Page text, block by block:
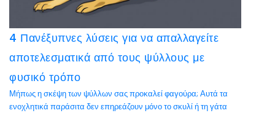
ΕΝΑΛΛΑΚΤΙΚΑ
ΑΥΤΑΡΚΕΙΑ
ΣΧΕΣΕΙΣ
ΚΑΛΛΙΕΡΓΕΙΕΣ
4 Πανέξυπνες λύσεις για να απαλλαγείτε
αποτελεσματικά από τους ψύλλους με
φυσικό τρόπο
Μήπως η σκέψη των ψύλλων σας προκαλεί φαγούρα; Αυτά τα
ενοχλητικά παράσιτα δεν επηρεάζουν μόνο το σκυλί ή τη γάτα